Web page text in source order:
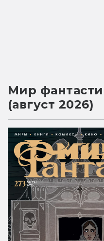
Мир
(август 2026)